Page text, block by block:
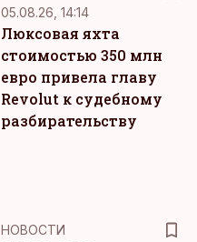
05.08.26, 14:14
Люксовая яхта
стоимостью 350 млн
евро привела главу
Revolut к судебному
разбирательству
НОВОСТИ